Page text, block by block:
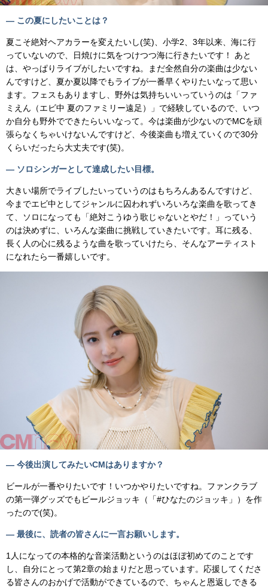
— この夏にしたいことは？
夏こそ絶対ヘアカラーを変えたいし(笑)、小学2、3年以来、海に行
っていないので、日焼けに気をつけつつ海に行きたいです！ あと
は、やっぱりライブがしたいですね。まだ全然自分の楽曲は少ない
んですけど、夏か夏以降でもライブが一番早くやりたいなって思い
ます。フェスもありますし、野外は気持ちいいっていうのは「ファ
ミえん（エビ中 夏のファミリー遠足）」で経験しているので、いつ
か自分も野外でできたらいいなって。今は楽曲が少ないのでMCを頑
張らなくちゃいけないんですけど、今後楽曲も増えていくので30分
くらいだったら大丈夫です(笑)。
— ソロシンガーとして達成したい目標。
大きい場所でライブしたいっていうのはもちろんあるんですけど、
今までエビ中としてジャンルに囚われずいろいろな楽曲を歌ってき
て、ソロになっても「絶対こうゆう歌じゃないとやだ！」っていう
のは決めずに、いろんな楽曲に挑戦していきたいです。耳に残る、
長く人の心に残るような曲を歌っていけたら、そんなアーティスト
になれたら一番嬉しいです。
— 今後出演してみたいCMはありますか？
ビールが一番やりたいです！いつかやりたいですね。ファンクラブ
の第一弾グッズでもビールジョッキ（「#ひなたのジョッキ」）を作
ったので(笑)。
— 最後に、読者の皆さんに一言お願いします。
1人になっての本格的な音楽活動というのはほぼ初めてのことです
し、自分にとって第2章の始まりだと思っています。応援してくださ
る皆さんのおかげで活動ができているので、ちゃんと恩返しできる